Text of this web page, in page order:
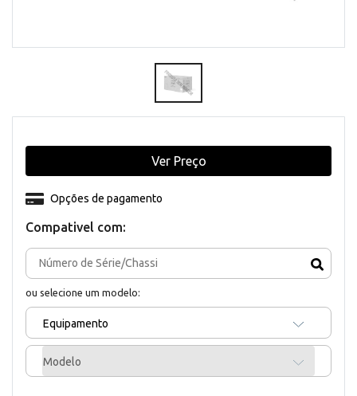
Compativel com:
ou selecione um modelo:
Equipamento
Modelo
Opções de pagamento
Ver Preço